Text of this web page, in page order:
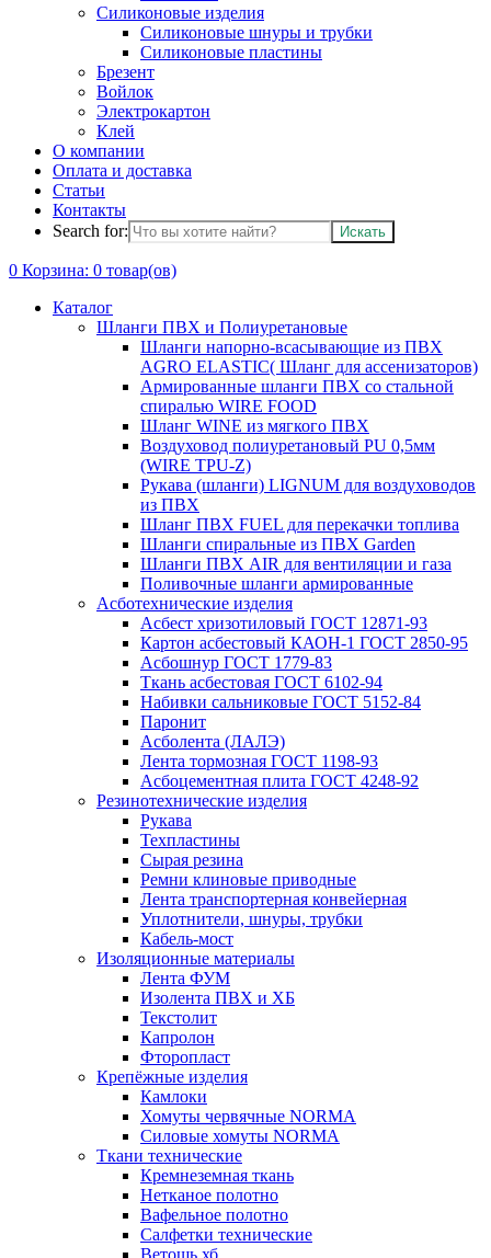
Силиконовые изделия
Силиконовые шнуры и трубки
Силиконовые пластины
Брезент
Войлок
Электрокартон
Клей
О компании
Оплата и доставка
Статьи
Контакты
Search for:
0 Корзина: 0 товар(ов)
Каталог
Шланги ПВХ и Полиуретановые
Шланги напорно-всасывающие из ПВХ
AGRO ELASTIC( Шланг для ассенизаторов)
Армированные шланги ПВХ со стальной
спиралью WIRE FOOD
Шланг WINE из мягкого ПВХ
Воздуховод полиуретановый PU 0,5мм
(WIRE TPU-Z)
Рукава (шланги) LIGNUM для воздуховодов
из ПВХ
Шланг ПВХ FUEL для перекачки топлива
Шланги спиральные из ПВХ Garden
Шланги ПВХ AIR для вентиляции и газа
Поливочные шланги армированные
Асботехнические изделия
Асбест хризотиловый ГОСТ 12871-93
Картон aсбестовый КАОН-1 ГОСТ 2850-95
Асбошнур ГОСТ 1779-83
Ткань асбестовая ГОСТ 6102-94
Набивки сальниковые ГОСТ 5152-84
Паронит
Асболента (ЛАЛЭ)
Лента тормозная ГОСТ 1198-93
Асбоцементная плита ГОСТ 4248-92
Резинотехнические изделия
Рукава
Техпластины
Сырая резина
Ремни клиновые приводные
Лента транспортерная конвейерная
Уплотнители, шнуры, трубки
Кабель-мост
Изоляционные материалы
Лента ФУМ
Изолента ПВХ и ХБ
Текстолит
Капролон
Фторопласт
Крепёжные изделия
Камлоки
Хомуты червячные NORMA
Силовые хомуты NORMA
Ткани технические
Кремнеземная ткань
Нетканое полотно
Вафельное полотно
Салфетки технические
Ветошь хб